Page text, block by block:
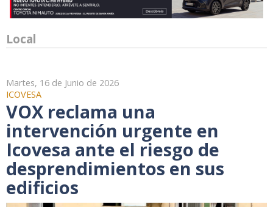
Local
Martes, 16 de Junio de 2026
ICOVESA
VOX reclama una
intervención urgente en
Icovesa ante el riesgo de
desprendimientos en sus
edificios